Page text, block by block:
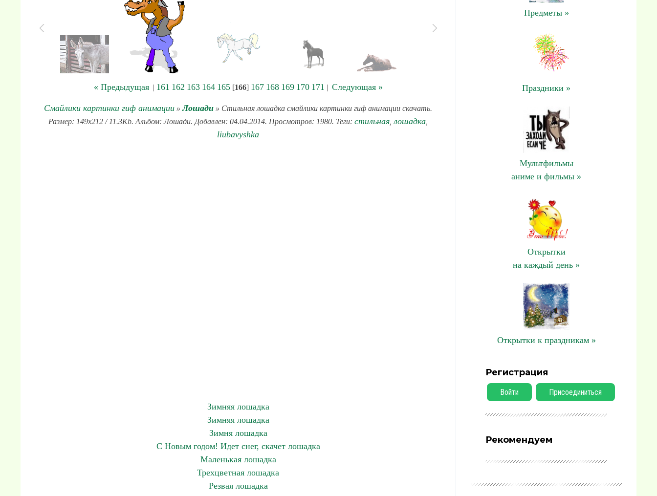
« Предыдущая| 161 162 163 164 165[166] 167 168 169 170 171 | Следующая »
Смайлики картинки гиф анимации »Лошади » Стильная лошадка смайлики картинки гиф анимации скачать.
Размер: 149x212 / 11.3Kb. Альбом: Лошади. Добавлен: 04.04.2014. Просмотров: 1980. Теги: стильная лошадка
liubavyshka
Зимняя лошадка
Зимняя лошадка
Зимня лошадка
С Новым годом! Идет снег, скачет лошадка
Маленькая лошадка
Трехцветная лошадка
Резвая лошадка
Предметы »
Праздники »
Мультфильмы
аниме и фильмы »
Открытки
на каждый день »
Открытки к праздникам »
Регистрация
Войти Присоединиться
Рекомендуем